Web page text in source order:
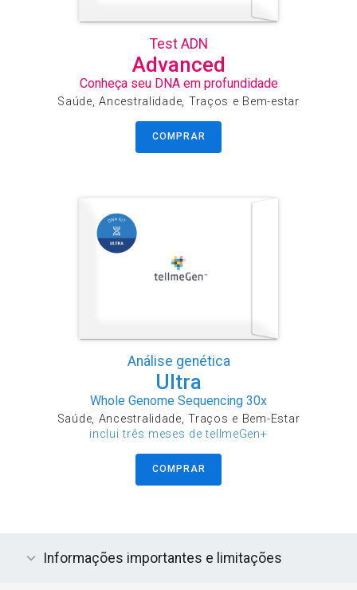
Test ADN
Advanced
Conheça seu DNA em profundidade
Saúde, Ancestralidade, Traços e Bem-estar
COMPRAR
Análise genética
Ultra
Whole Genome Sequencing 30x
Saúde, Ancestralidade, Traços e Bem-Estar
inclui três meses de tellmeGen+
COMPRAR
Informações importantes e limitações